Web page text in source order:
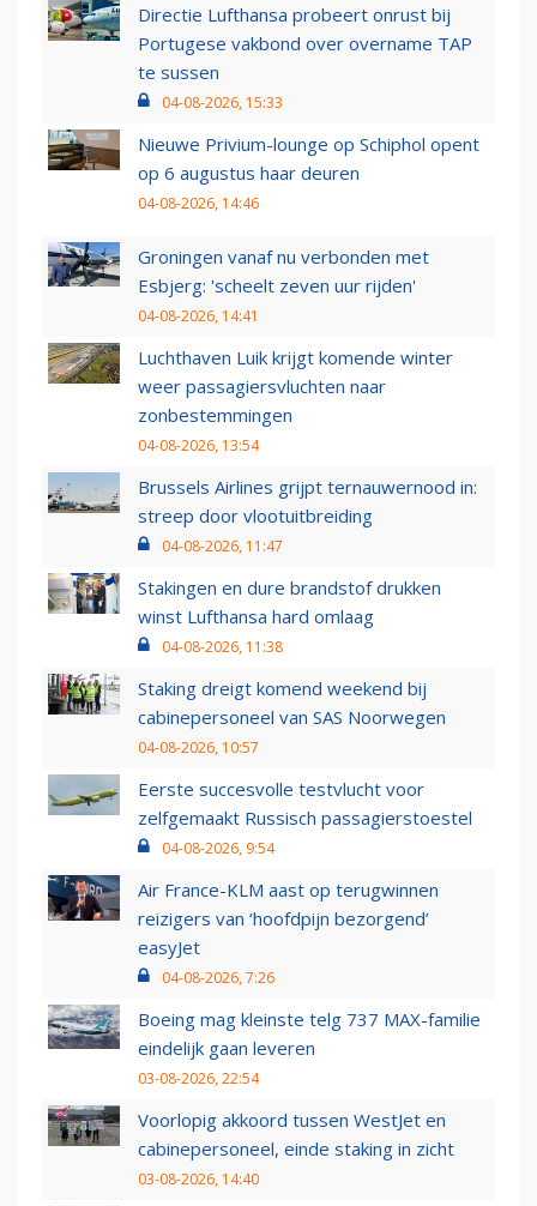
Directie Lufthansa probeert onrust bij
Portugese vakbond over overname TAP
te sussen
04-08-2026, 15:33
Nieuwe Privium-lounge op Schiphol opent
op 6 augustus haar deuren
04-08-2026, 14:46
Groningen vanaf nu verbonden met
Esbjerg: 'scheelt zeven uur rijden'
04-08-2026, 14:41
Luchthaven Luik krijgt komende winter
weer passagiersvluchten naar
zonbestemmingen
04-08-2026, 13:54
Brussels Airlines grijpt ternauwernood in:
streep door vlootuitbreiding
04-08-2026, 11:47
Stakingen en dure brandstof drukken
winst Lufthansa hard omlaag
04-08-2026, 11:38
Staking dreigt komend weekend bij
cabinepersoneel van SAS Noorwegen
04-08-2026, 10:57
Eerste succesvolle testvlucht voor
zelfgemaakt Russisch passagierstoestel
04-08-2026, 9:54
Air France-KLM aast op terugwinnen
reizigers van ‘hoofdpijn bezorgend’
easyJet
04-08-2026, 7:26
Boeing mag kleinste telg 737 MAX-familie
eindelijk gaan leveren
03-08-2026, 22:54
Voorlopig akkoord tussen WestJet en
cabinepersoneel, einde staking in zicht
03-08-2026, 14:40